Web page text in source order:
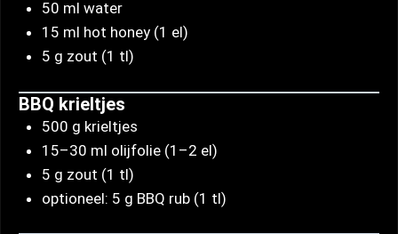
50 ml water
15 ml hot honey (1 el)
5 g zout (1 tl)
BBQ krieltjes
500 g krieltjes
15–30 ml olijfolie (1–2 el)
5 g zout (1 tl)
optioneel: 5 g BBQ rub (1 tl)